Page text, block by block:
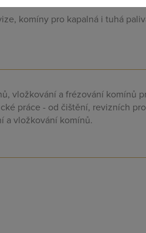
komíny pro kapalná i tuhá
vložkování a frézování komínů
práce - od čištění, revizních
a vložkování komínů.
jsem heslo